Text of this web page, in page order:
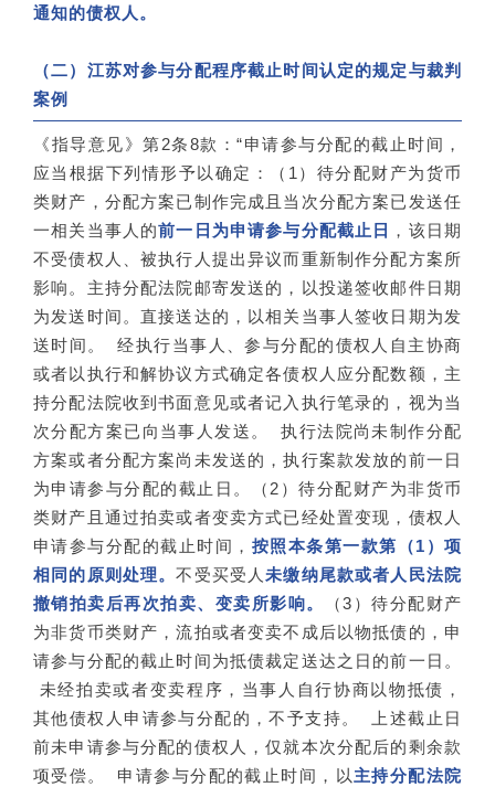
通知的债权人。
（二）江苏对参与分配程序截止时间认定的规定与裁判
案例
《指导意见》第2条8款：“申请参与分配的截止时间，
应当根据下列情形予以确定：（1）待分配财产为货币
类财产，分配方案已制作完成且当次分配方案已发送任
一相关当事人的前一日为申请参与分配截止日 ，该日期
不受债权人、被执行人提出异议而重新制作分配方案所
影响。主持分配法院邮寄发送的，以投递签收邮件日期
为发送时间。直接送达的，以相关当事人签收日期为发
送时间。 经执行当事人、参与分配的债权人自主协商
或者以执行和解协议方式确定各债权人应分配数额，主
持分配法院收到书面意见或者记入执行笔录的，视为当
次分配方案已向当事人发送。 执行法院尚未制作分配
方案或者分配方案尚未发送的，执行案款发放的前一日
为申请参与分配的截止日。（2）待分配财产为非货币
类财产且通过拍卖或者变卖方式已经处置变现，债权人
申请参与分配的截止时间， 按照本条第一款第（1）项
相同的原则处理。不受买受人未缴纳尾款或者人民法院
撤销拍卖后再次拍卖、变卖所影响。
（3）待分配财产
为非货币类财产，流拍或者变卖不成后以物抵债的，申
请参与分配的截止时间为抵债裁定送达之日的前一日。
未经拍卖或者变卖程序，当事人自行协商以物抵债，
其他债权人申请参与分配的，不予支持。 上述截止日
前未申请参与分配的债权人，仅就本次分配后的剩余款
项受偿。 申请参与分配的截止时间，以 主持分配法院